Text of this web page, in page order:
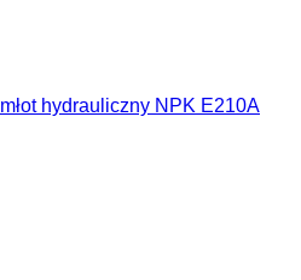
młot hydrauliczny NPK E210A